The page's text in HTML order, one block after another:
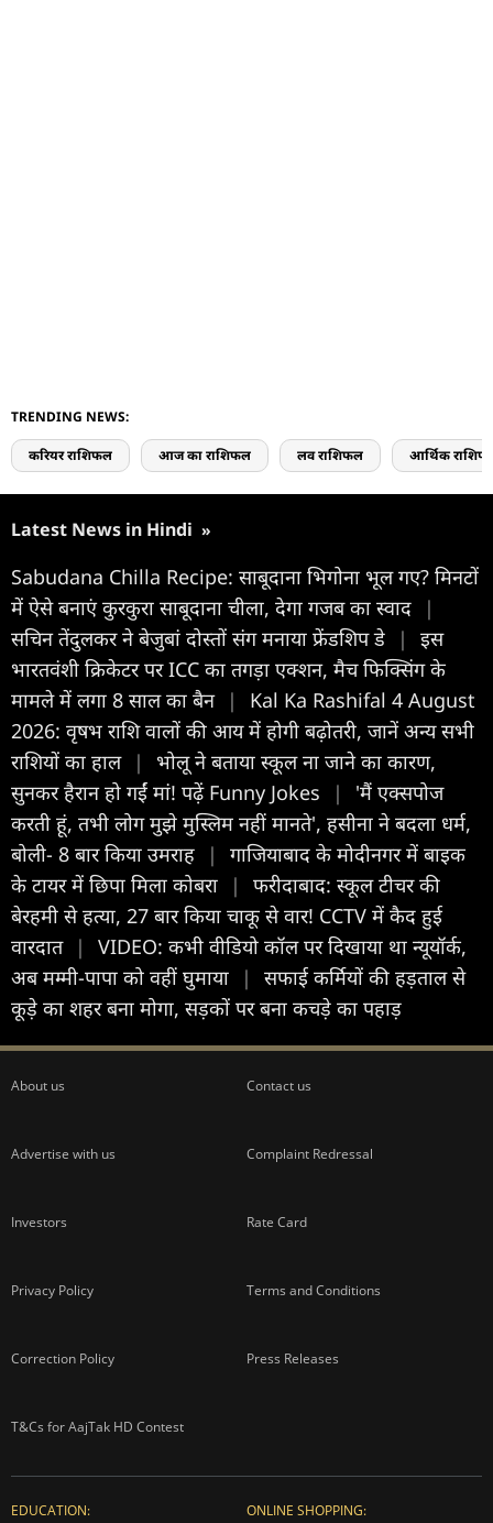
TRENDING NEWS:
करियर राशिफल आज का राशिफल लव राशिफल आर्थिक
Latest News in Hindi »
Sabudana Chilla Recipe: साबूदाना भिगोना भूल गए? मिनटों
में ऐसे बनाएं कुरकुरा साबूदाना चीला, देगा गजब का स्वाद
|
सचिन तेंदुलकर ने बेजुबां दोस्तों संग मनाया फ्रेंडशिप डे
|
इस
भारतवंशी क्रिकेटर पर ICC का तगड़ा एक्शन, मैच फिक्सिंग के
मामले में लगा 8 साल का बैन |
Kal Ka Rashifal 4 August
2026: वृषभ राशि वालों की आय में होगी बढ़ोतरी, जानें अन्य सभी
राशियों का हाल |
भोलू ने बताया स्कूल ना जाने का कारण,
सुनकर हैरान हो गईं मां! पढ़ें Funny Jokes
|
'मैं एक्सपोज
करती हूं, तभी लोग मुझे मुस्लिम नहीं मानते', हसीना ने बदला धर्म,
बोली- 8 बार किया उमराह
|
गाजियाबाद के मोदीनगर में बाइक
के टायर में छिपा मिला कोबरा
|
फरीदाबाद: स्कूल टीचर की
बेरहमी से हत्या, 27 बार किया चाकू से वार! CCTV में कैद हुई
वारदात |
VIDEO: कभी वीडियो कॉल पर दिखाया था न्यूयॉर्क,
अब मम्मी-पापा को वहीं घुमाया
|
सफाई कर्मियों की हड़ताल से
कूड़े का शहर बना मोगा, सड़कों पर बना कचड़े का पहाड़
About us Contact us
Advertise with us Complaint Redressal
Investors Rate Card
Privacy Policy Terms and Conditions
Correction Policy Press Releases
T&Cs for AajTak HD Contest
EDUCATION: ONLINE SHOPPING: